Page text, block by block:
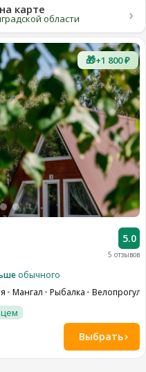
карте
области ›
🎁+1 800 ₽
5 отзывов
5.0
обычного
Мангал Рыбалка
Выбрать